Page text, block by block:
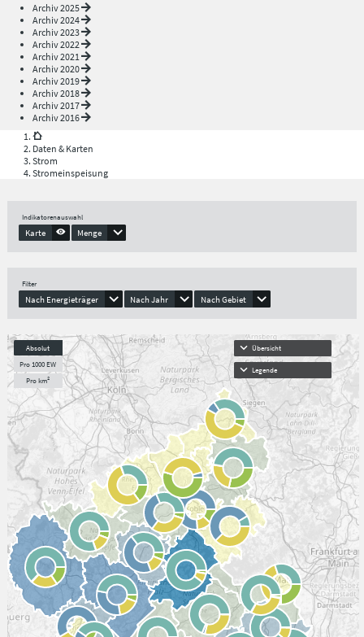
Archiv 2025
Archiv 2024
Archiv 2023
Archiv 2022
Archiv 2021
Archiv 2020
Archiv 2019
Archiv 2018
Archiv 2017
Archiv 2016
Daten & Karten
Strom
Stromeinspeisung
Indikatorenauswahl
Karte Menge
Filter
Nach Energieträger Nach Jahr Nach Gebiet
Absolut
Pro 1000 EW
Pro km²
Übersicht
Legende